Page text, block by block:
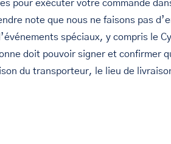
pour exécuter votre commande
note que nous ne faisons pas
spéciaux, y compris le
doit pouvoir signer et confirmer
du transporteur, le lieu de